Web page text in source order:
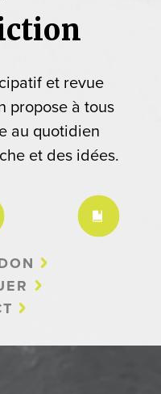
et revue
propose à tous
au quotidien
et des idées.